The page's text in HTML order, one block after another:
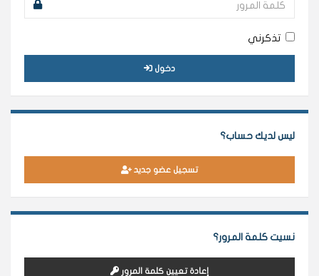
تذكرني
دخول
ليس لديك حساب؟
تسجيل عضو جديد
نسيت كلمة المرور؟
إعادة تعيين كلمة المرور